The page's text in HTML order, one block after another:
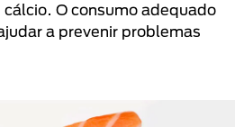
O consumo adequado
a prevenir problemas